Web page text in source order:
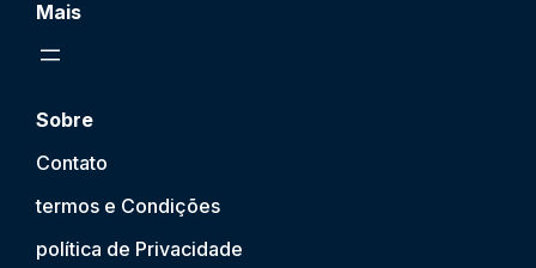
Mais
Sobre
Contato
termos e Condições
política de Privacidade